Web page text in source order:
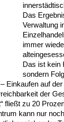
Das
Verwaltung
immer
Das ist kein
sondern
Einkaufen auf
der
fließt zu 20
kann nur